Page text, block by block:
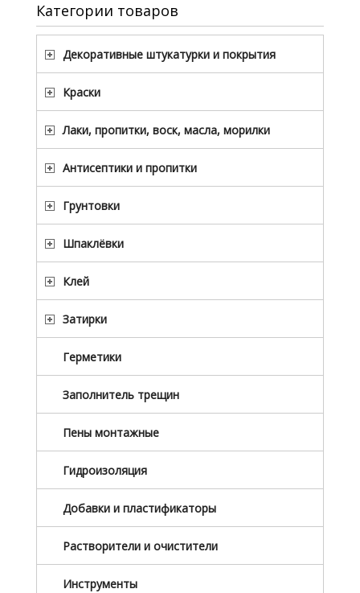
Категории товаров
Декоративные штукатурки и покрытия
Краски
Лаки, пропитки, воск, масла, морилки
Антисептики и пропитки
Грунтовки
Шпаклёвки
Клей
Затирки
Герметики
Заполнитель трещин
Пены монтажные
Гидроизоляция
Добавки и пластификаторы
Растворители и очистители
Инструменты